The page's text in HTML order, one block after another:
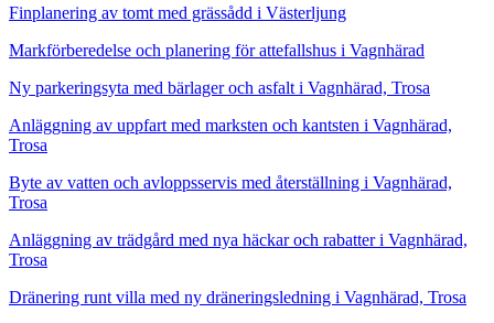
Finplanering av tomt med grässådd i Västerljung
Markförberedelse och planering för attefallshus i Vagnhärad
Ny parkeringsyta med bärlager och asfalt i Vagnhärad, Trosa
Anläggning av uppfart med marksten och kantsten i Vagnhärad,
Trosa
Byte av vatten och avloppsservis med återställning i Vagnhärad,
Trosa
Anläggning av trädgård med nya häckar och rabatter i Vagnhärad,
Trosa
Dränering runt villa med ny dräneringsledning i Vagnhärad, Trosa